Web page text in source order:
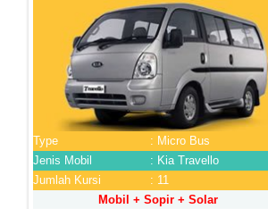
Type
: Micro Bus
Jenis Mobil
: Kia Travello
Jumlah Kursi
: 11
Mobil + Sopir + Solar